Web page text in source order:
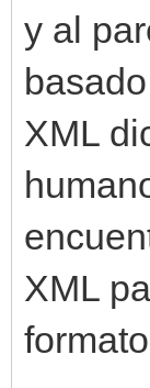
y al
XML
XML